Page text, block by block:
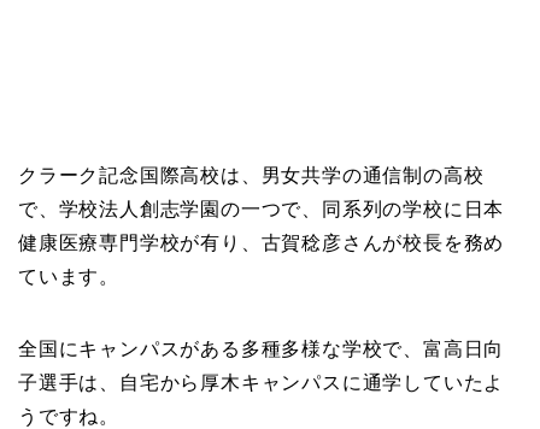
クラーク記念国際高校は、男女共学の通信制の高校
で、学校法人創志学園の一つで、同系列の学校に日本
健康医療専門学校が有り、古賀稔彦さんが校長を務め
ています。
全国にキャンパスがある多種多様な学校で、富高日向
子選手は、自宅から厚木キャンパスに通学していたよ
うですね。